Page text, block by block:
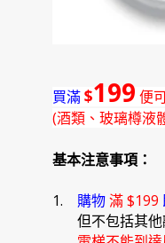
買滿$199 便
(酒類、玻璃樽液
基本注意事項：
1. 購物滿 $199
但不包括其他